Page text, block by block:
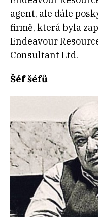
agent, ale dále
firmě, která byla
Endeavour
Consultant Ltd.
Šéf šéfů